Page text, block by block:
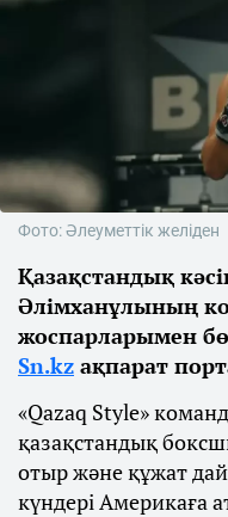
Фото: Әлеуметтік желіден
Қазақстандық
Әлімханұлының
жоспарларымен
Sn.kz ақпарат
«Qazaq Style»
қазақстандық
отыр және құжат
күндері Америкаға